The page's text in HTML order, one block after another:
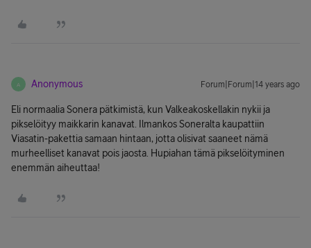
A Anonymous Forum|Forum|14 years ago
Eli normaalia Sonera pätkimistä, kun Valkeakoskellakin nykii ja
pikselöityy maikkarin kanavat. Ilmankos Soneralta kaupattiin
Viasatin-pakettia samaan hintaan, jotta olisivat saaneet nämä
murheelliset kanavat pois jaosta. Hupiahan tämä pikselöityminen
enemmän aiheuttaa!